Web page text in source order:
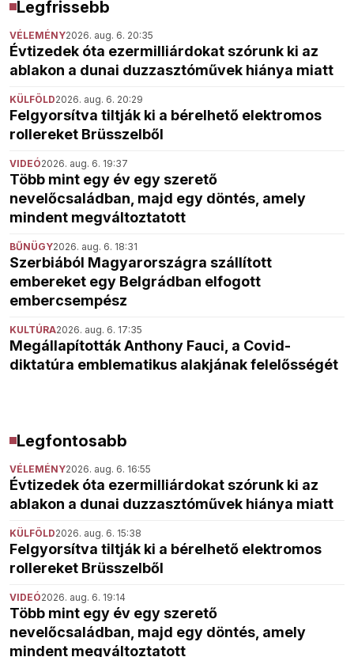
Legfrissebb
VÉLEMÉNY2026. aug. 6. 20:35
Évtizedek óta ezermilliárdokat szórunk ki az
ablakon a dunai duzzasztóművek hiánya miatt
KÜLFÖLD2026. aug. 6. 20:29
Felgyorsítva tiltják ki a bérelhető elektromos
rollereket Brüsszelből
VIDEÓ2026. aug. 6. 19:37
Több mint egy év egy szerető
nevelőcsaládban, majd egy döntés, amely
mindent megváltoztatott
BŰNÜGY2026. aug. 6. 18:31
Szerbiából Magyarországra szállított
embereket egy Belgrádban elfogott
embercsempész
KULTÚRA2026. aug. 6. 17:35
Megállapították Anthony Fauci, a Covid-
diktatúra emblematikus alakjának felelősségét
Legfontosabb
VÉLEMÉNY2026. aug. 6. 16:55
Évtizedek óta ezermilliárdokat szórunk ki az
ablakon a dunai duzzasztóművek hiánya miatt
KÜLFÖLD2026. aug. 6. 15:38
Felgyorsítva tiltják ki a bérelhető elektromos
rollereket Brüsszelből
VIDEÓ2026. aug. 6. 19:14
Több mint egy év egy szerető
nevelőcsaládban, majd egy döntés, amely
mindent megváltoztatott